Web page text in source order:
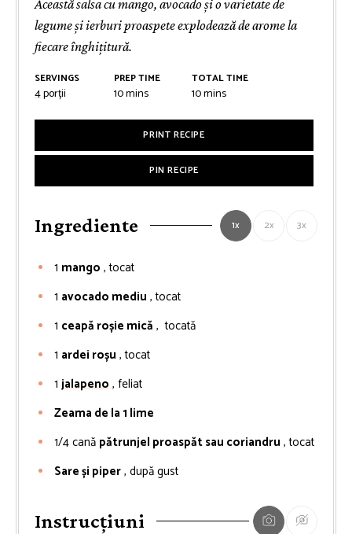
Această salsa cu mango, avocado și o varietate de
legume și ierburi proaspete explodează de arome la
fiecare înghițitură.
SERVINGS
4porții
PREP TIME
10minutes
mins
TOTAL TIME
10minutes
mins
PRINT RECIPE
PIN RECIPE
Ingrediente 1x 2x 3x
1 mango , tocat
1 avocado mediu , tocat
1 ceapă roșie mică , tocată
1 ardei roșu , tocat
1 jalapeno, feliat
Zeama de la 1 lime
1/4cană pătrunjel proaspăt sau coriandru , tocat
Sare și piper, după gust
Instrucțiuni